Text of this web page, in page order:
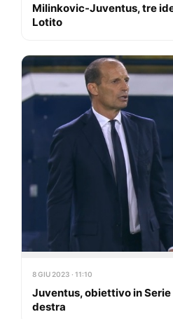
Milinkovic-Juventus, tre
Lotito
8 GIU 2023 · 11:10
Juventus, obiettivo in Serie
destra